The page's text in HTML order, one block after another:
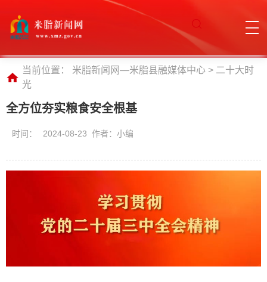
当前位置： 米脂新闻网—米脂县融媒体中心 > 二十大时
光
全方位夯实粮食安全根基
时间： 2024-08-23 作者：小编